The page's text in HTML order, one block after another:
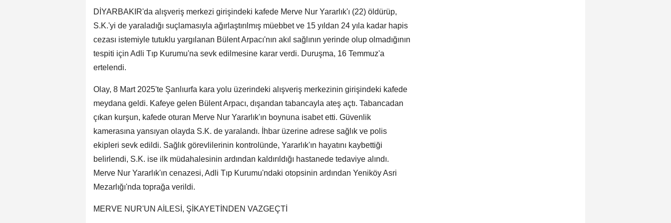
DİYARBAKIR'da alışveriş merkezi girişindeki kafede Merve Nur Yararlık'ı (22) öldürüp,
S.K.'yi de yaraladığı suçlamasıyla ağırlaştırılmış müebbet ve 15 yıldan 24 yıla kadar hapis
cezası istemiyle tutuklu yargılanan Bülent Arpacı'nın akıl sağlının yerinde olup olmadığının
tespiti için Adli Tıp Kurumu'na sevk edilmesine karar verdi. Duruşma, 16 Temmuz'a
ertelendi.
Olay, 8 Mart 2025'te Şanlıurfa kara yolu üzerindeki alışveriş merkezinin girişindeki kafede
meydana geldi. Kafeye gelen Bülent Arpacı, dışarıdan tabancayla ateş açtı. Tabancadan
çıkan kurşun, kafede oturan Merve Nur Yararlık'ın boynuna isabet etti. Güvenlik
kamerasına yansıyan olayda S.K. de yaralandı. İhbar üzerine adrese sağlık ve polis
ekipleri sevk edildi. Sağlık görevlilerinin kontrolünde, Yararlık'ın hayatını kaybettiği
belirlendi, S.K. ise ilk müdahalesinin ardından kaldırıldığı hastanede tedaviye alındı.
Merve Nur Yararlık'ın cenazesi, Adli Tıp Kurumu'ndaki otopsinin ardından Yeniköy Asri
Mezarlığı'nda toprağa verildi.
MERVE NUR'UN AİLESİ, ŞİKAYETİNDEN VAZGEÇTİ